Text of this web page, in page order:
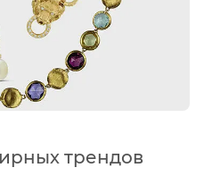
трендов